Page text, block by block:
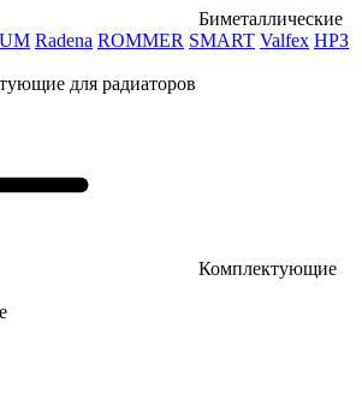
Биметаллические
Radena ROMMER SMART Valfex НРЗ
для радиаторов
Комплектующие